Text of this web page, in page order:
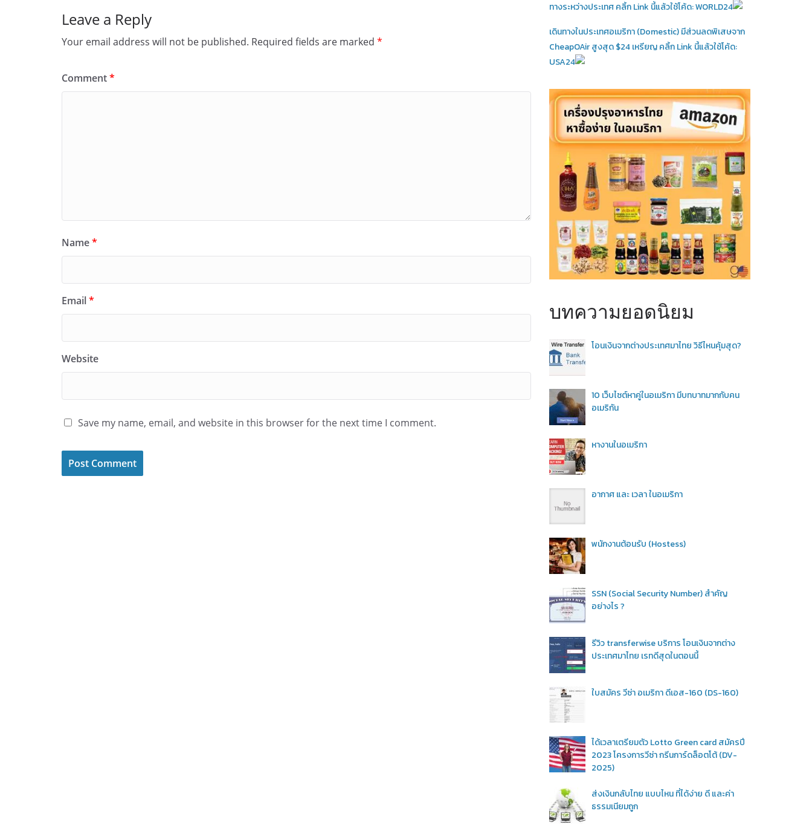
Leave a Reply
Your email address will not be published. Required fields are marked *
Comment*
Name*
Email*
Website
Save my name, email, and website in this browser for the next time I comment.
ทางระหว่างประเทศ คลิ้ก Link นี้แล้วใช้โค้ด: WORLD24
เดินทางในประเทศอเมริกา (Domestic)มีส่วนลดพิเสษจาก
CheapOAir สูงสุด $24 เหรียญ คลิ้ก Link นี้แล้วใช้โค้ด:
USA24
บทความยอดนิยม
โอนเงินจากต่างประเทศมาไทย วิธีไหนคุ้มสุด?
10 เว็บไซต์หาคู่ในอเมริกา มีบทบาทมากกับคน
อเมริกัน
หางานในอเมริกา
อากาศ และ เวลา ในอเมริกา
พนักงานต้อนรับ (Hostess)
SSN (Social Security Number) สำคัญ
อย่างไร ?
รีวิว transferwise บริการ โอนเงินจากต่าง
ประเทศมาไทย เรทดีสุดในตอนนี้
ใบสมัคร วีซ่า อเมริกา ดีเอส-160 (DS-160)
ได้เวลาเตรียมตัว Lotto Green card สมัครปี
2023 โครงการวีซ่า กรีนการ์ดล็อตโต้ (DV-
2025)
ส่งเงินกลับไทย แบบไหน ที่ได้ง่าย ดี และค่า
ธรรมเนียมถูก